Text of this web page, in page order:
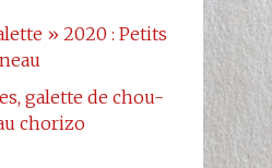
» 2020 : Petits
galette de chou-
chorizo